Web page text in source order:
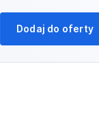
Dodaj do oferty